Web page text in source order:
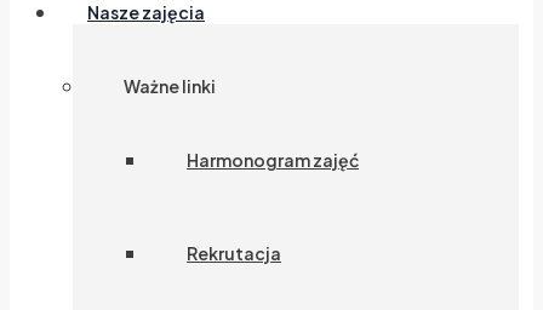
Nasze zajęcia
Ważne linki
Harmonogram zajęć
Rekrutacja